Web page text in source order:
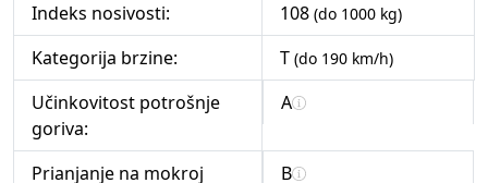
Indeks nosivosti:
108 (do 1000 kg)
Kategorija brzine: T (do 190 km/h)
Učinkovitost potrošnje
goriva:
A
Prianjanje na mokroj
B